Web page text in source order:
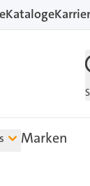
Kataloge
Marken